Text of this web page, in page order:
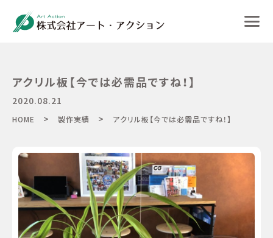
アクリル板【今では必需品ですね！】
2020.08.21
HOME > 製作実績 > アクリル板【今では必需品ですね！】